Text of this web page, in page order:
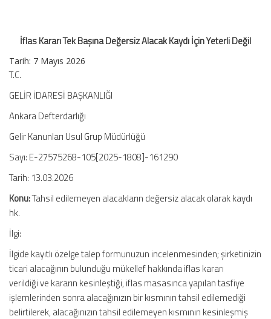
İflas Kararı Tek Başına Değersiz Alacak Kaydı İçin Yeterli Değil
Tarih: 7 Mayıs 2026
T.C.
GELİR İDARESİ BAŞKANLIĞI
Ankara Defterdarlığı
Gelir Kanunları Usul Grup Müdürlüğü
Sayı: E-27575268-105[2025-1808]-161290
Tarih: 13.03.2026
Konu:Tahsil edilemeyen alacakların değersiz alacak olarak kaydı
hk.
İlgi:
İlgide kayıtlı özelge talep formunuzun incelenmesinden; şirketinizin
ticari alacağının bulunduğu mükellef hakkında iflas kararı
verildiği ve kararın kesinleştiği, iflas masasınca yapılan tasfiye
işlemlerinden sonra alacağınızın bir kısmının tahsil edilemediği
belirtilerek, alacağınızın tahsil edilemeyen kısmının kesinleşmiş